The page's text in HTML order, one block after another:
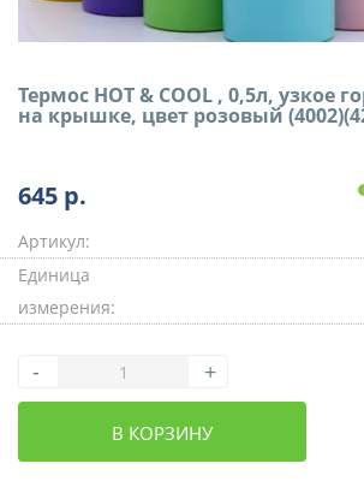
Термос HOT & COOL , 0,5л, узкое
на крышке, цвет розовый
645 р.
Артикул:
Единица
измерения:
- +
В КОРЗИНУ